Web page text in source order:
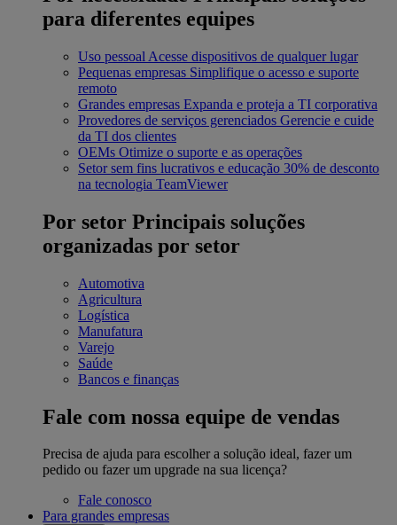
para diferentes equipes
Uso pessoal Acesse dispositivos de qualquer lugar
Pequenas empresas Simplifique o acesso e suporte
remoto
Grandes empresas Expanda e proteja a TI corporativa
Provedores de serviços gerenciados Gerencie e cuide
da TI dos clientes
OEMs Otimize o suporte e as operações
Setor sem fins lucrativos e educação 30% de desconto
na tecnologia TeamViewer
Por setor Principais soluções
organizadas por setor
Automotiva
Agricultura
Logística
Manufatura
Varejo
Saúde
Bancos e finanças
Fale com nossa equipe de vendas
Precisa de ajuda para escolher a solução ideal, fazer um
pedido ou fazer um upgrade na sua licença?
Fale conosco
Para grandes empresas